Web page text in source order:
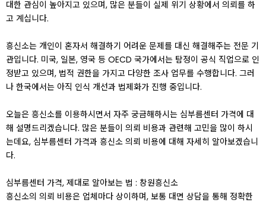
대한 관심이 높아지고 있으며, 많은 분들이 실제 위기 상황에서 의뢰를 하
고 계십니다.
흥신소는 개인이 혼자서 해결하기 어려운 문제를 대신 해결해주는 전문 기
관입니다. 미국, 일본, 영국 등 OECD 국가에서는 탐정이 공식 직업으로 인
정받고 있으며, 법적 권한을 가지고 다양한 조사 업무를 수행합니다. 그러
나 한국에서는 아직 인식 개선과 법제화가 진행 중입니다.
오늘은 흥신소를 이용하시면서 자주 궁금해하시는 심부름센터 가격에 대
해 설명드리겠습니다. 많은 분들이 의뢰 비용과 관련해 고민을 많이 하시
는데요, 심부름센터 가격과 흥신소 의뢰 비용에 대해 자세히 알아보겠습니
다.
심부름센터 가격, 제대로 알아보는 법 : 창원흥신소
흥신소의 의뢰 비용은 업체마다 상이하며, 보통 대면 상담을 통해 정확한